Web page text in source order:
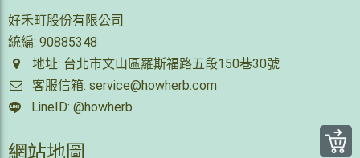
好禾町股份有限公司
統編: 90885348
地址: 台北市文山區羅斯福路五段150巷30號
客服信箱: service@howherb.com
LineID: @howherb
網站地圖